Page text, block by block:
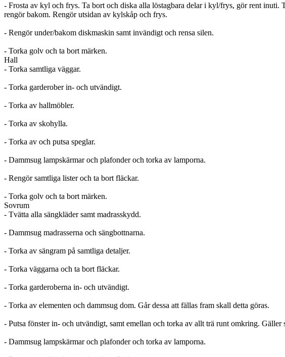
- Frosta av kyl och frys. Ta bort och diska alla löstagbara delar i kyl/frys, gör rent
rengör bakom. Rengör utsidan av kylskåp och frys.
- Rengör under/bakom diskmaskin samt invändigt och rensa silen.
- Torka golv och ta bort märken.
Hall
- Torka samtliga väggar.
- Torka garderober in- och utvändigt.
- Torka av hallmöbler.
- Torka av skohylla.
- Torka av och putsa speglar.
- Dammsug lampskärmar och plafonder och torka av lamporna.
- Rengör samtliga lister och ta bort fläckar.
- Torka golv och ta bort märken.
Sovrum
- Tvätta alla sängkläder samt madrasskydd.
- Dammsug madrasserna och sängbottnarna.
- Torka av sängram på samtliga detaljer.
- Torka väggarna och ta bort fläckar.
- Torka garderoberna in- och utvändigt.
- Torka av elementen och dammsug dom. Går dessa att fällas fram skall detta göras.
- Putsa fönster in- och utvändigt, samt emellan och torka av allt trä runt omkring.
- Dammsug lampskärmar och plafonder och torka av lamporna.